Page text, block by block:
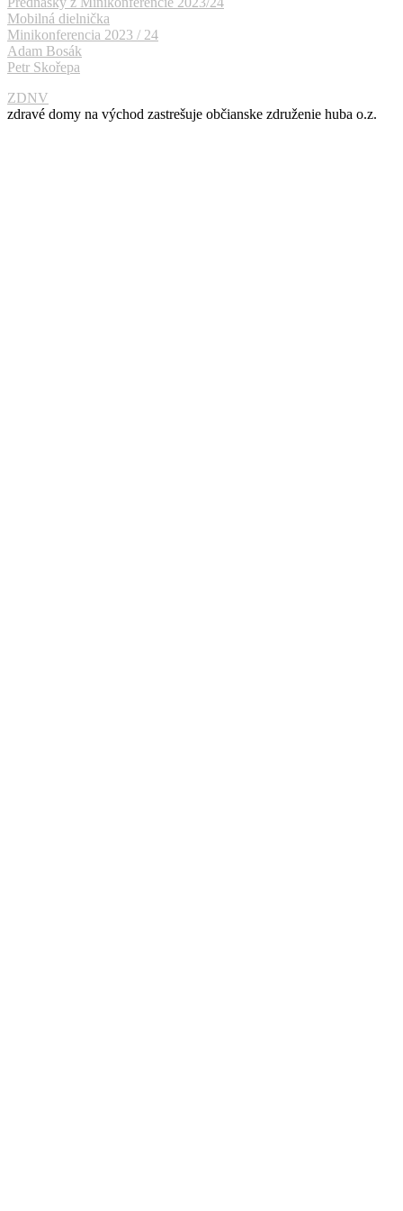
Mobilná dielnička
Minikonferencia 2023 / 24
Adam Bosák
Petr Skořepa
ZDNV
zdravé domy na východ zastrešuje občianske združenie huba o.z.